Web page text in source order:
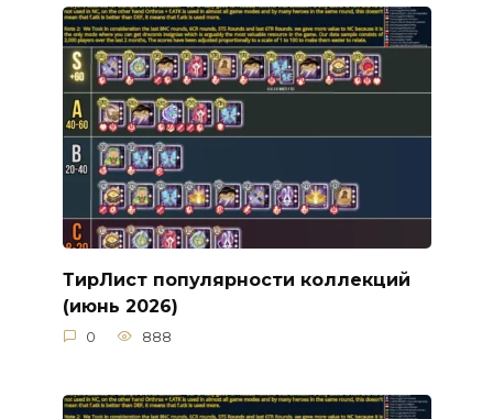
ТирЛист популярности коллекций
(июнь 2026)
0 888